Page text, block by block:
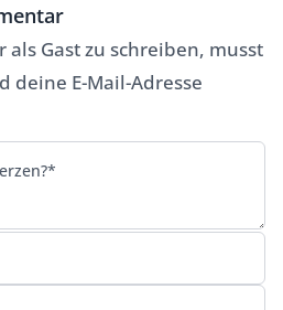
Gast zu schreiben, musst
deine E-Mail-Adresse